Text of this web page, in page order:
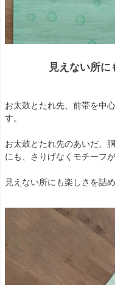
見えない所に
お太鼓とたれ先、前帯を中
す。
お太鼓とたれ先のあいだ、
にも、さりげなくモチーフ
見えない所にも楽しさを詰